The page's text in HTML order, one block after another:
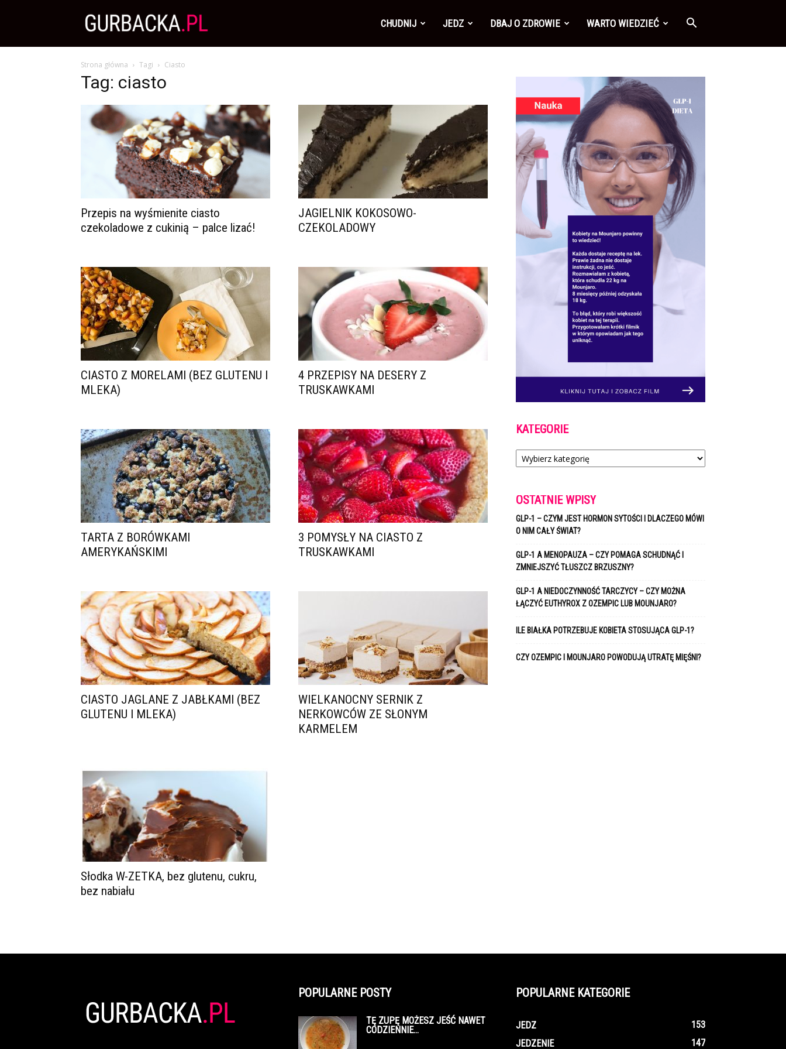
Odchudzanie
przepisy
CHUDNIJ JEDZ DBAJ O ZDROWIE WARTO WIEDZIEĆ
Strona główna Tagi Ciasto
Tag: ciasto
Przepis na wyśmienite ciasto
czekoladowe z cukinią – palce lizać!
JAGIELNIK KOKOSOWO-
CZEKOLADOWY
CIASTO Z MORELAMI (BEZ GLUTENU I
MLEKA)
4 PRZEPISY NA DESERY Z
TRUSKAWKAMI
TARTA Z BORÓWKAMI
AMERYKAŃSKIMI
3 POMYSŁY NA CIASTO Z
TRUSKAWKAMI
CIASTO JAGLANE Z JABŁKAMI (BEZ
GLUTENU I MLEKA)
WIELKANOCNY SERNIK Z
NERKOWCÓW ZE SŁONYM
KARMELEM
Słodka W-ZETKA, bez glutenu, cukru,
bez nabiału
KATEGORIE
Kategorie
OSTATNIE WPISY
GLP-1 – CZYM JEST HORMON SYTOŚCI I DLACZEGO MÓWI
O NIM CAŁY ŚWIAT?
GLP-1 A MENOPAUZA – CZY POMAGA SCHUDNĄĆ I
ZMNIEJSZYĆ TŁUSZCZ BRZUSZNY?
GLP-1 A NIEDOCZYNNOŚĆ TARCZYCY – CZY MOŻNA
ŁĄCZYĆ EUTHYROX Z OZEMPIC LUB MOUNJARO?
ILE BIAŁKA POTRZEBUJE KOBIETA STOSUJĄCA GLP-1?
CZY OZEMPIC I MOUNJARO POWODUJĄ UTRATĘ MIĘŚNI?
POPULARNE POSTY
TĘ ZUPĘ MOŻESZ JEŚĆ NAWET
CODZIENNIE…
POPULARNE KATEGORIE
JEDZ
153
JEDZENIE
147